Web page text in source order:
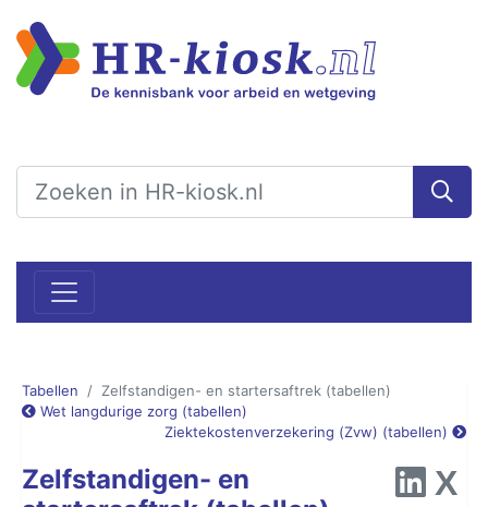
Tabellen
Zelfstandigen- en startersaftrek (tabellen)
Wet langdurige zorg (tabellen)
Ziektekostenverzekering (Zvw) (tabellen)
Zelfstandigen- en